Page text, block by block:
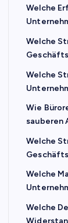
Welche
Welche
Welche
Wie
sauberen
Welche
Welche
Welche